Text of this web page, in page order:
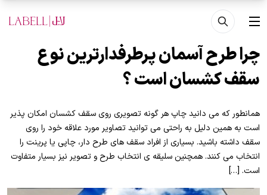
رفتن به محتوای اصلی
منو
چرا طرح آسمان پرطرفدارترین نوع
سقف کشسان است ؟
همانطور که می دانید چاپ هر گونه تصویری روی سقف کشسان امکان پذیر
است به همین دلیل به راحتی می توانید تصاویر مورد علاقه خود را روی
سقف داشته باشید. بسیاری از افراد سقف های طرح دار، چاپی یا پرینت را
انتخاب می کنند. همچنین سلیقه ی انتخاب طرح و تصویر نیز بسیار متفاوت
است. […]